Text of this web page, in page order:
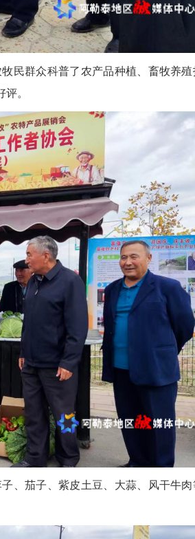
民群众科普了农产品种植、畜牧养殖
。
、茄子、紫皮土豆、大蒜、风干牛肉